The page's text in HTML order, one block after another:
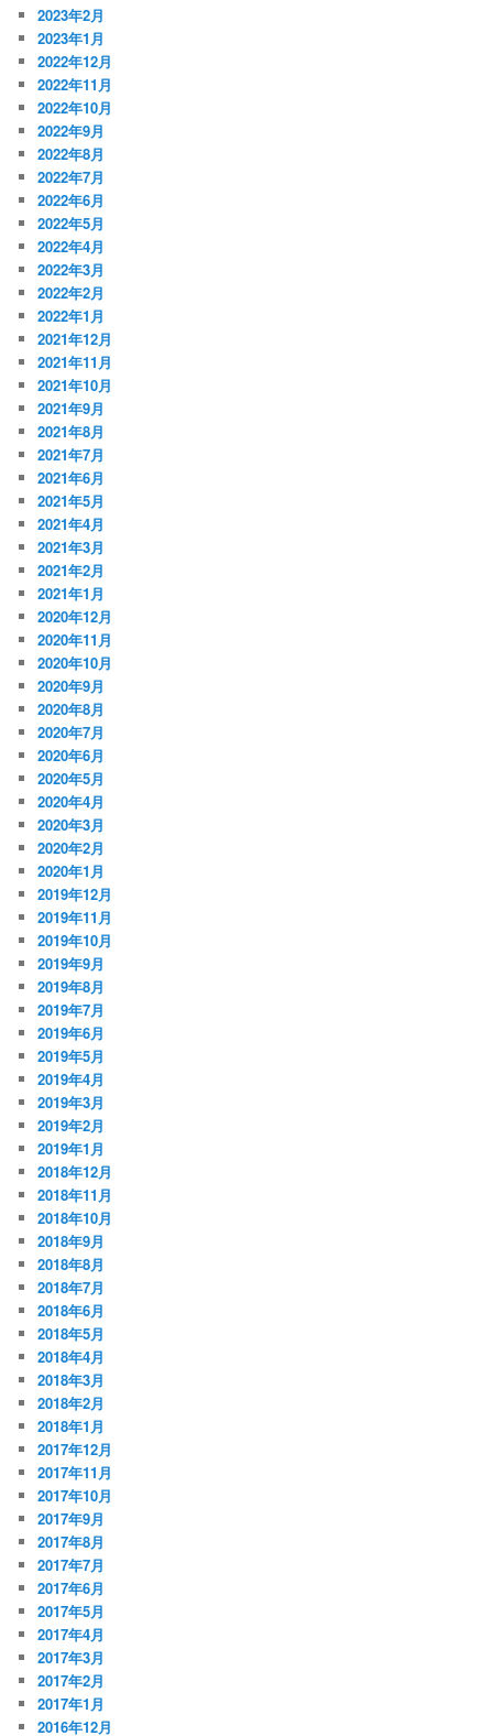
2023年2月
2023年1月
2022年12月
2022年11月
2022年10月
2022年9月
2022年8月
2022年7月
2022年6月
2022年5月
2022年4月
2022年3月
2022年2月
2022年1月
2021年12月
2021年11月
2021年10月
2021年9月
2021年8月
2021年7月
2021年6月
2021年5月
2021年4月
2021年3月
2021年2月
2021年1月
2020年12月
2020年11月
2020年10月
2020年9月
2020年8月
2020年7月
2020年6月
2020年5月
2020年4月
2020年3月
2020年2月
2020年1月
2019年12月
2019年11月
2019年10月
2019年9月
2019年8月
2019年7月
2019年6月
2019年5月
2019年4月
2019年3月
2019年2月
2019年1月
2018年12月
2018年11月
2018年10月
2018年9月
2018年8月
2018年7月
2018年6月
2018年5月
2018年4月
2018年3月
2018年2月
2018年1月
2017年12月
2017年11月
2017年10月
2017年9月
2017年8月
2017年7月
2017年6月
2017年5月
2017年4月
2017年3月
2017年2月
2017年1月
2016年12月